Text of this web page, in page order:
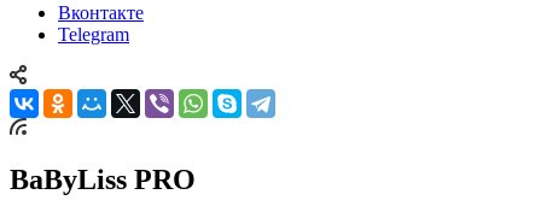
Вконтакте
Telegram
BaByLiss PRO